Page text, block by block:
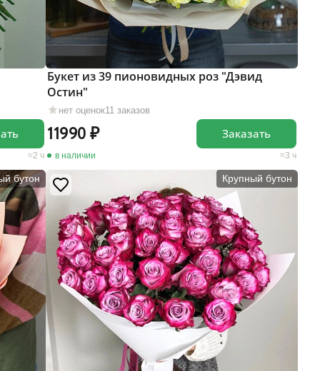
2 ч
нет оценок11 заказов
Букет из 39 пионовидных роз "Дэвид
Остин"
11990
в наличии 3 ч
Заказать
бутон Крупный бутон